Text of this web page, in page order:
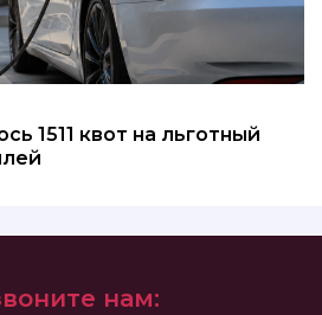
1511 квот на льготный
нам: